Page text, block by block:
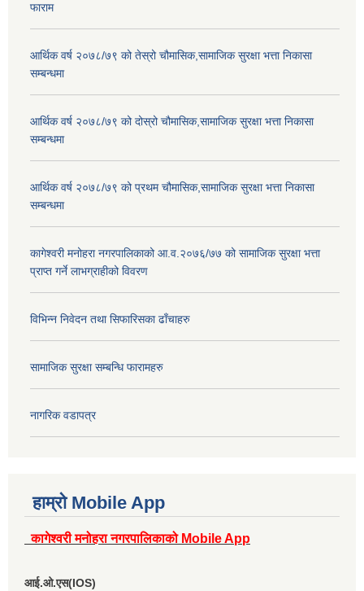
फाराम
आर्थिक वर्ष २०७८/७९ को तेस्रो चौमासिक,सामाजिक सुरक्षा भत्ता निकासा
सम्बन्धमा
आर्थिक वर्ष २०७८/७९ को दोस्रो चौमासिक,सामाजिक सुरक्षा भत्ता निकासा
सम्बन्धमा
आर्थिक वर्ष २०७८/७९ को प्रथम चौमासिक,सामाजिक सुरक्षा भत्ता निकासा
सम्बन्धमा
कागेश्वरी मनोहरा नगरपालिकाको आ.व.२०७६/७७ को सामाजिक सुरक्षा भत्ता
प्राप्त गर्ने लाभग्राहीको विवरण
विभिन्न निवेदन तथा सिफारिसका ढाँचाहरु
सामाजिक सुरक्षा सम्बन्धि फारामहरु
नागरिक वडापत्र
हाम्रो Mobile App
कागेश्वरी मनोहरा नगरपालिकाको Mobile App
आई.ओ.एस(IOS)